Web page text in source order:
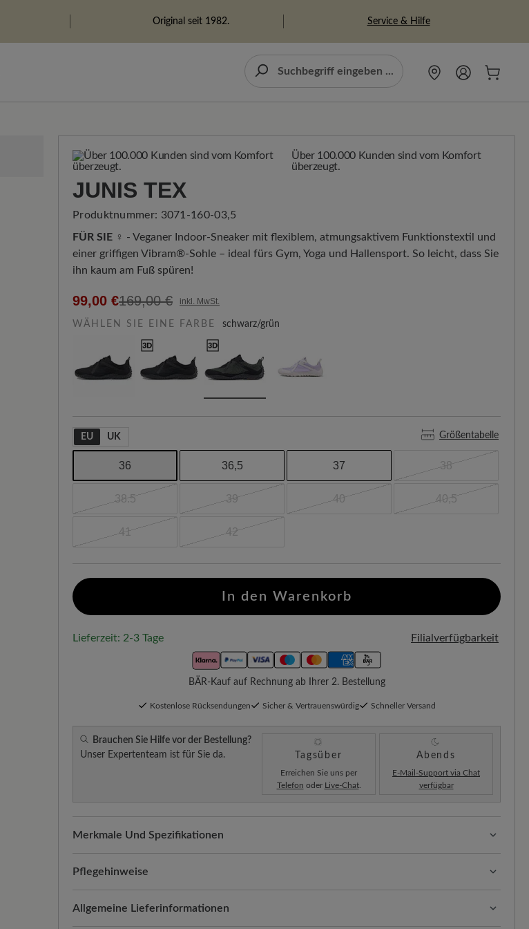
Original seit 1982. Service & Hilfe
Über 100.000 Kunden sind vom Komfort
überzeugt.
JUNIS TEX
Produktnummer: 3071-160-03,5
FÜR SIE ♀ - Veganer Indoor-Sneaker mit flexiblem, atmungsaktivem Funktionstextil und
einer griffigen Vibram®-Sohle – ideal fürs Gym, Yoga und Hallensport. So leicht, dass Sie
ihn kaum am Fuß spüren!
99,00 €169,00 € inkl. MwSt.
WÄHLEN SIE EINE FARBE schwarz/grün
EU UK Größentabelle
36 36,5 37 38
38.5 39 40 40,5
41 42
In den Warenkorb
Lieferzeit: 2-3 Tage Filialverfügbarkeit
BÄR-Kauf auf Rechnung ab Ihrer 2. Bestellung
Kostenlose Rücksendungen Sicher & Vertrauenswürdig Schneller Versand
Brauchen Sie Hilfe vor der Bestellung?
Unser Expertenteam ist für Sie da.
Tagsüber
Erreichen Sie uns per
Telefon oder Live-Chat.
Abends
E-Mail-Support via Chat
verfügbar
Merkmale Und Spezifikationen
Freeyourfeet!Die perfekte Passform mit 100% Zehenfreiheit. Natürlich geformte
Schuhe, handgefertigt hergestellt.
Atmungsaktivität. Zudem passt sich das flexible Material ideal der Fußform an.
Pflegehinweise
sie frisch, farbintensiv und optimal geschützt. So geht’s:
Allgemeine Lieferinformationen